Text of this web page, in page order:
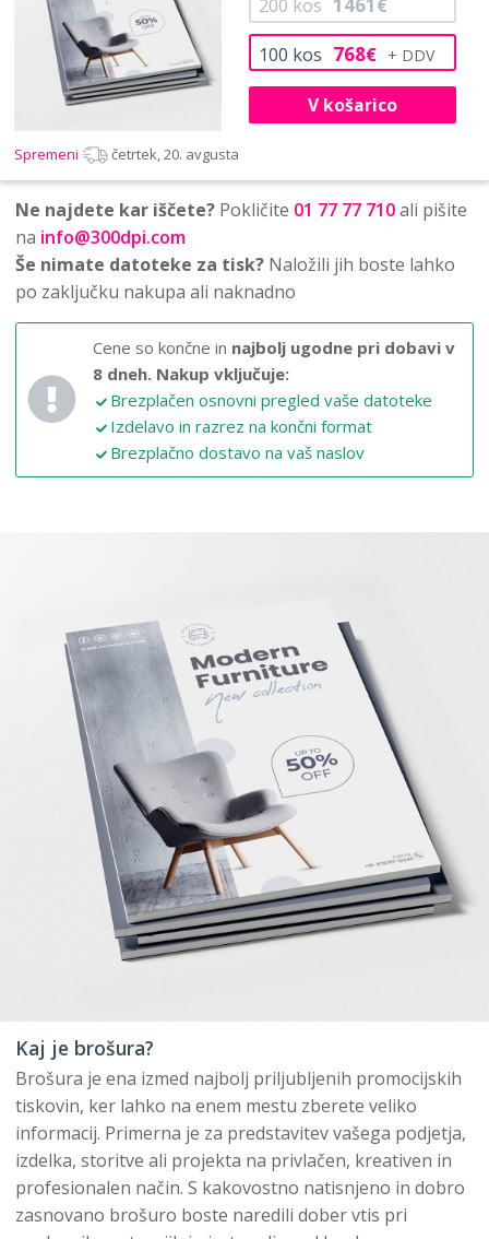
100 kos 768€
200 kos 1461€
V košarico
Spremeni četrtek, 20. avgusta
Ne najdete kar iščete? Pokličite 01 77 77 710ali pišite
na info@300dpi.com
Še nimate datoteke za tisk? Naložili jih boste lahko
po zaključku nakupa ali naknadno
Cene so končne in najbolj ugodne pri dobavi v
8 dneh. Nakup vključuje:
Brezplačen osnovni pregled vaše datoteke
Izdelavo in razrez na končni format
Brezplačno dostavo na vaš naslov
Kaj je brošura?
Brošura je ena izmed najbolj priljubljenih promocijskih
tiskovin, ker lahko na enem mestu zberete veliko
informacij. Primerna je za predstavitev vašega podjetja,
izdelka, storitve ali projekta na privlačen, kreativen in
profesionalen način. S kakovostno natisnjeno in dobro
zasnovano brošuro boste naredili dober vtis pri